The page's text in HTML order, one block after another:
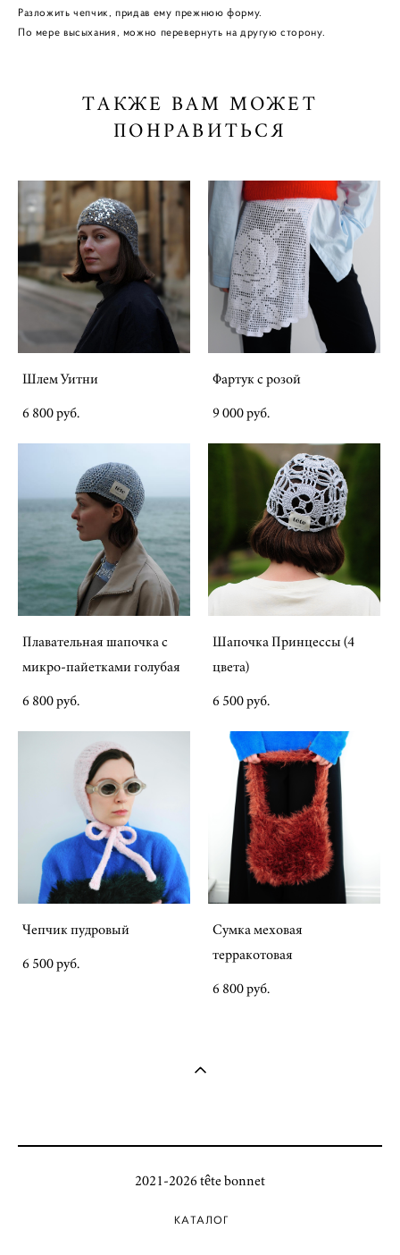
Разложить чепчик, придав ему прежнюю форму.
По мере высыхания, можно перевернуть на другую сторону.
ТАКЖЕ ВАМ МОЖЕТ
ПОНРАВИТЬСЯ
Шлем Уитни
6 800 pуб.
Фартук с розой
9 000 pуб.
Плавательная шапочка с
микро-пайетками голубая
6 800 pуб.
Шапочка Принцессы (4
цвета)
6 500 pуб.
Чепчик пудровый
6 500 pуб.
Сумка меховая
терракотовая
6 800 pуб.
2021-2026 tête bonnet
КАТАЛОГ